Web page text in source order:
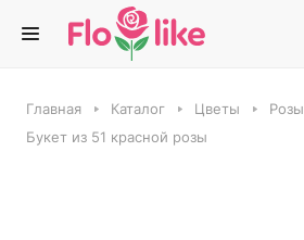
Главная Каталог Цветы Розы
Букет из 51 красной розы